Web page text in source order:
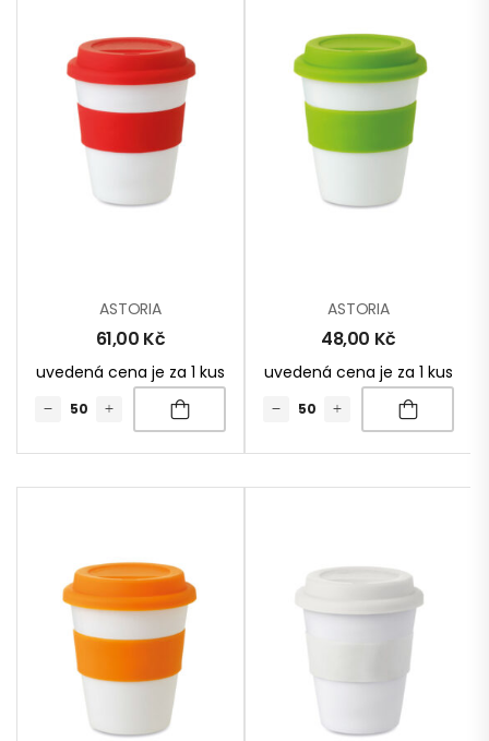
ASTORIA
61,00 Kč
uvedená cena je za 1 kus
ASTORIA
48,00 Kč
uvedená cena je za 1 kus